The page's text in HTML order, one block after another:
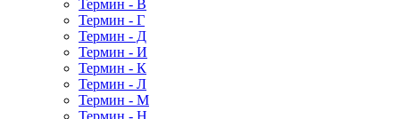
Термин - В
Термин - Г
Термин - Д
Термин - И
Термин - К
Термин - Л
Термин - М
Термин - Н